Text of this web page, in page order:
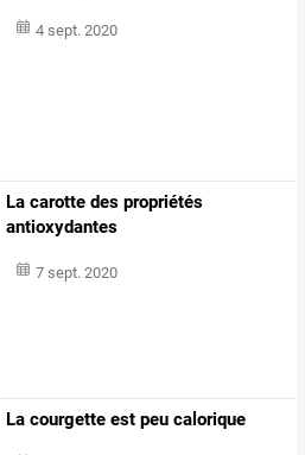
4 sept. 2020
La carotte des propriétés
antioxydantes
7 sept. 2020
La courgette est peu calorique